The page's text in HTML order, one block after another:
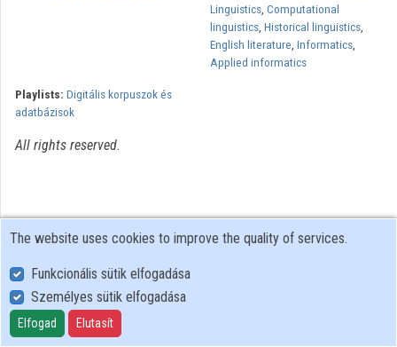
Linguistics, Computational
linguistics, Historical linguistics,
English literature, Informatics,
Applied informatics
Playlists: Digitális korpuszok és
adatbázisok
All rights reserved.
User Policy
Adatkezelési tájékoztató (en)
Cookie Policy
The website uses cookies to improve the quality of services.
Funkcionális sütik elfogadása
Személyes sütik elfogadása
Elfogad Elutasít